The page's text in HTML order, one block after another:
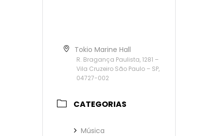
Tokio Marine Hall
R. Bragança Paulista, 1281 –
Vila Cruzeiro São Paulo – SP,
04727-002
CATEGORIAS
Música